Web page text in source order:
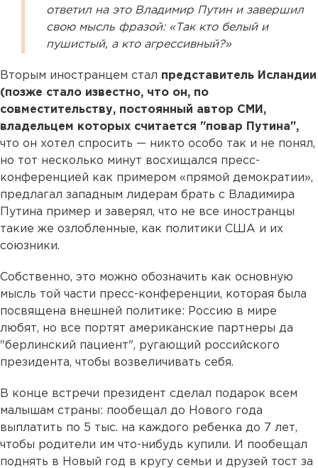
ответил на это Владимир Путин и завершил
свою мысль фразой: «Так кто белый и
пушистый, а кто агрессивный?»
Вторым иностранцем стал представитель Исландии
(позже стало известно, что он, по
совместительству, постоянный автор СМИ,
владельцем которых считается "повар Путина",
что он хотел спросить — никто особо так и не понял,
но тот несколько минут восхищался пресс-
конференцией как примером «прямой демократии»,
предлагал западным лидерам брать с Владимира
Путина пример и заверял, что не все иностранцы
такие же озлобленные, как политики США и их
союзники.
Собственно, это можно обозначить как основную
мысль той части пресс-конференции, которая была
посвящена внешней политике: Россию в мире
любят, но все портят американские партнеры да
"берлинский пациент", ругающий российского
президента, чтобы возвеличивать себя.
В конце встречи президент сделал подарок всем
малышам страны: пообещал до Нового года
выплатить по 5 тыс. на каждого ребенка до 7 лет,
чтобы родители им что-нибудь купили. И пообещал
поднять в Новый год в кругу семьи и друзей тост за